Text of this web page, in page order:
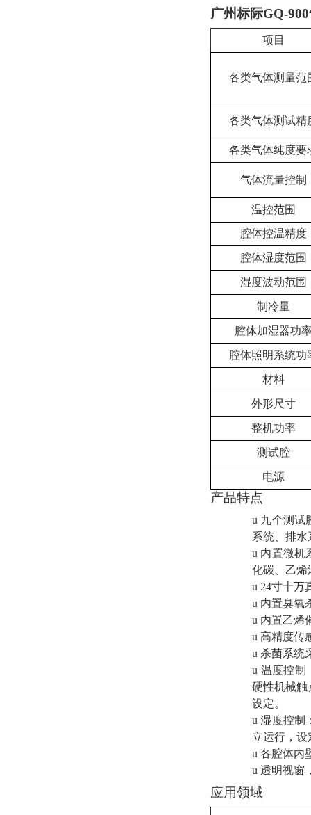
广州标际GQ-
项目
各类气体测量范
各类气体测试精
各类气体纯度要
气体流量控制
温控范围
腔体控温精度
腔体湿度范围
湿度波动范围
制冷量
腔体加湿器功
腔体照明系统功
材料
外形尺寸
整机功率
测试腔
电源
产品特点
u 九个测试
系统、排水
u 内置微机
化碳、乙烯
u 24寸十万
u 内置臭氧
u 内置乙烯
u 高精度传
u 杀菌系统
u 温度控制
硬性机械触
设定。
u 湿度控制
立运行，
u 各腔体内
u 透明视窗
应用领域